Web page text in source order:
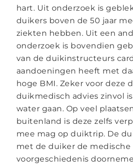
hart. Uit onderzoek is
duikers boven de 50 jaar
ziekten hebben. Uit een
onderzoek is bovendien
van de duikinstructeurs
aandoeningen heeft met
hoge BMI. Zeker voor deze
duikmedisch advies zinvol
water gaan. Op veel
buitenland is deze zelfs
mee mag op duiktrip. De
met de duiker de medische
voorgeschiedenis